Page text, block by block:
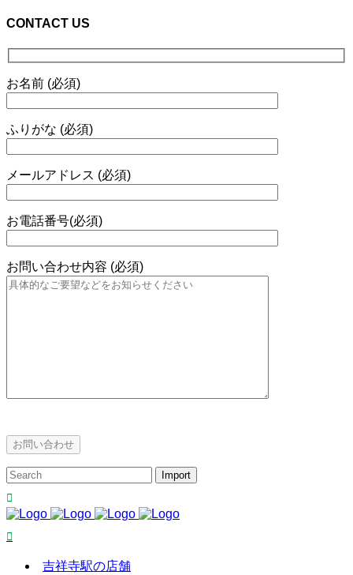
CONTACT US
お名前 (必須)
ふりがな (必須)
メールアドレス (必須)
お電話番号(必須)
お問い合わせ内容 (必須)
吉祥寺駅の店舗